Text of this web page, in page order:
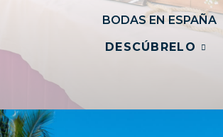
BODAS EN ESPAÑA
DESCÚBRELO